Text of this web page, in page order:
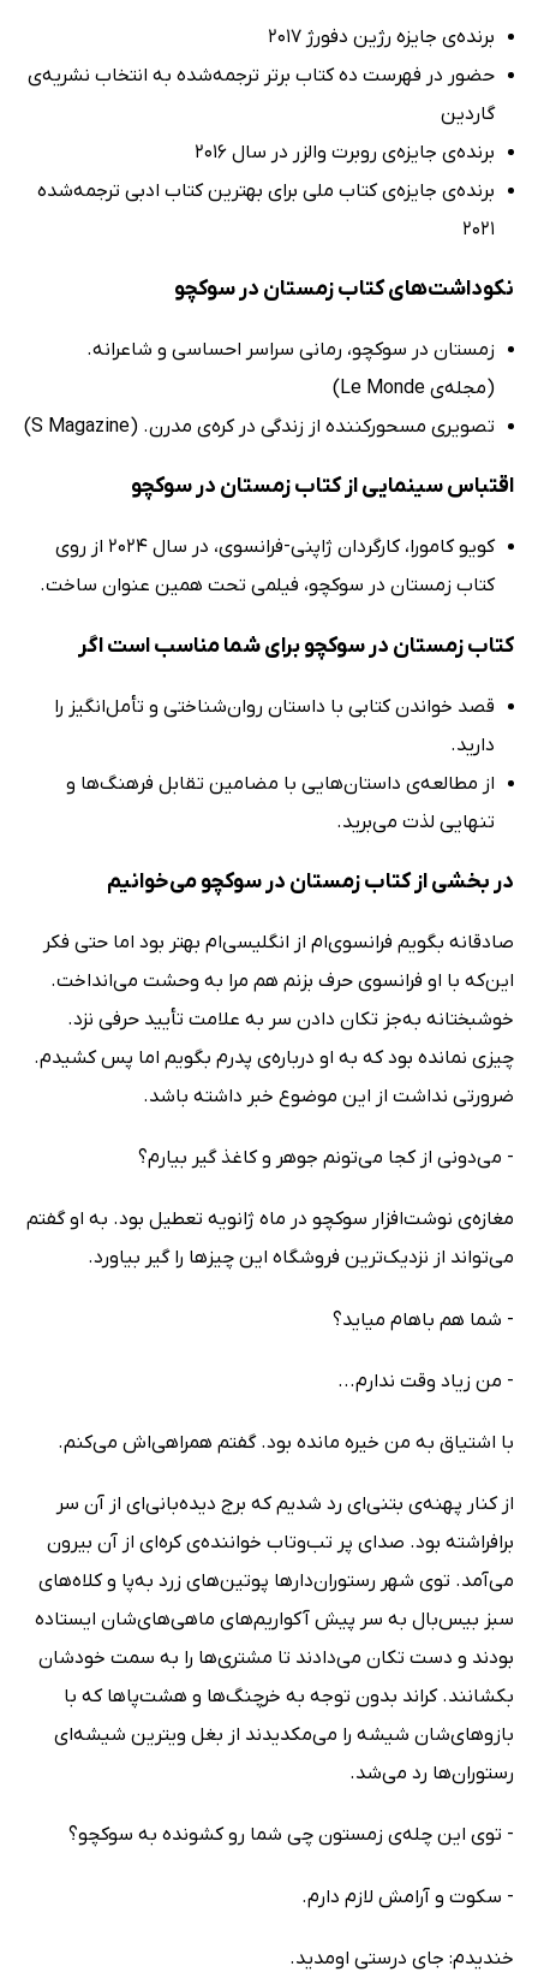
برنده‌ی جایزه رژین دفورژ 2017
حضور در فهرست ده کتاب برتر ترجمه‌شده‌ به انتخاب نشریه‌ی
گاردین
برنده‌ی جایزه‌ی روبرت والزر در سال 2016
برنده‌ی جایزه‌ی کتاب ملی برای بهترین کتاب ادبی ترجمه‌شده
2021
نکوداشت‌های کتاب زمستان در سوکچو
زمستان در سوکچو، رمانی سراسر احساسی و شاعرانه.
(مجله‌ی Le Monde)
تصویری مسحورکننده از زندگی در کره‌ی مدرن. (S Magazine)
اقتباس سینمایی از کتاب زمستان در سوکچو
کویو کامورا، کارگردان ژاپنی-فرانسوی، در سال 2024 از روی
کتاب زمستان در سوکچو، فیلمی تحت همین عنوان ساخت.
کتاب زمستان در سوکچو برای شما مناسب است اگر
قصد خواندن کتابی با داستان روان‌شناختی و تأمل‌انگیز را
دارید.
از مطالعه‌ی داستان‌هایی با مضامین تقابل فرهنگ‌ها و
تنهایی لذت می‌برید.
در بخشی از کتاب زمستان در سوکچو می‌خوانیم
صادقانه بگویم فرانسوی‌ام از انگلیسی‌ام بهتر بود اما حتی فکر
این‌که با او فرانسوی حرف بزنم هم مرا به وحشت می‌انداخت.
خوشبختانه به‌جز تکان دادن سر به علامت تأیید حرفی نزد.
چیزی نمانده بود که به او درباره‌ی پدرم بگویم اما پس کشیدم.
ضرورتی نداشت از این موضوع خبر داشته باشد.
- می‌دونی از کجا می‌تونم جوهر و کاغذ گیر بیارم؟
مغازه‌ی نوشت‌افزار سوکچو در ماه ژانویه تعطیل بود. به او گفتم
می‌تواند از نزدیک‌ترین فروشگاه این چیزها را گیر بیاورد.
- شما هم باهام میاید؟
- من زیاد وقت ندارم...
با اشتیاق به من خیره مانده بود. گفتم همراهی‌اش می‌کنم.
از کنار پهنه‌ی بتنی‌ای رد شدیم که برج دیده‌بانی‌ای از آن سر
برافراشته بود. صدای پر تب‌وتاب خواننده‌ی کره‌ای از آن بیرون
می‌آمد. توی شهر رستوران‌دارها پوتین‌های زرد به‌پا و کلاه‌های
سبز بیس‌بال به سر پیش آکواریم‌های ماهی‌های‌شان ایستاده
بودند و دست تکان می‌دادند تا مشتری‌ها را به سمت خودشان
بکشانند. کراند بدون توجه به خرچنگ‌ها و هشت‌پاها که با
بازوهای‌شان شیشه را می‌مکدیدند از بغل ویترین شیشه‌ای
رستوران‌ها رد می‌شد.
- توی این چله‌ی زمستون چی شما رو کشونده به سوکچو؟
- سکوت و آرامش لازم دارم.
خندیدم: جای درستی اومدید.